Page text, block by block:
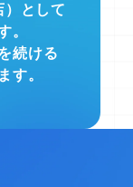
）として
。
続ける
す。